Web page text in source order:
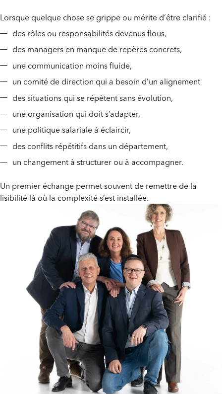
Lorsque quelque chose se grippe ou mérite d’être clarifié :
des rôles ou responsabilités devenus flous,
des managers en manque de repères concrets,
une communication moins fluide,
un comité de direction qui a besoin d’un alignement
des situations qui se répètent sans évolution,
une organisation qui doit s’adapter,
une politique salariale à éclaircir,
des conflits répétitifs dans un département,
un changement à structurer ou à accompagner.
Un premier échange permet souvent de remettre de la
lisibilité là où la complexité s’est installée.